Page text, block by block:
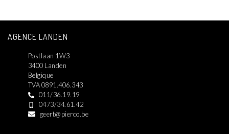
AGENCE LANDEN
Postlaan 1W3
3400 Landen
Belgique
TVA 0891.406.343
011/36.19.19
0473/34.61.42
geert@pierco.be